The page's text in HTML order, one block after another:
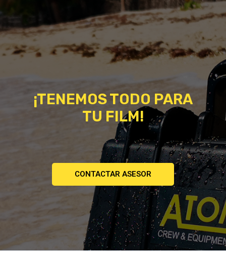
¡TENEMOS TODO PARA
TU FILM!
CONTACTAR ASESOR